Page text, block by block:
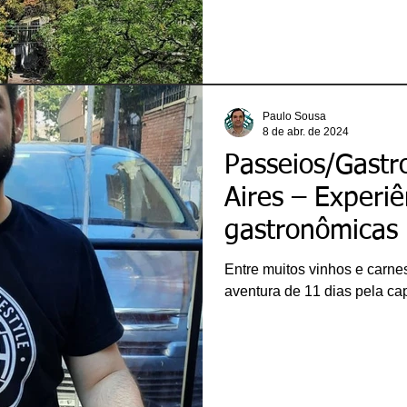
ricardobonacorci@hotmail.com
Passeios/
Aires –
gastronômicas
Entre muitos vinhos e
aventura de 11 dias pela
Paulo Sousa
8 de abr. de 2024